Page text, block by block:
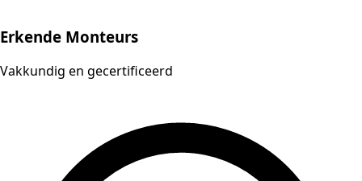
Erkende Monteurs
Vakkundig en gecertificeerd